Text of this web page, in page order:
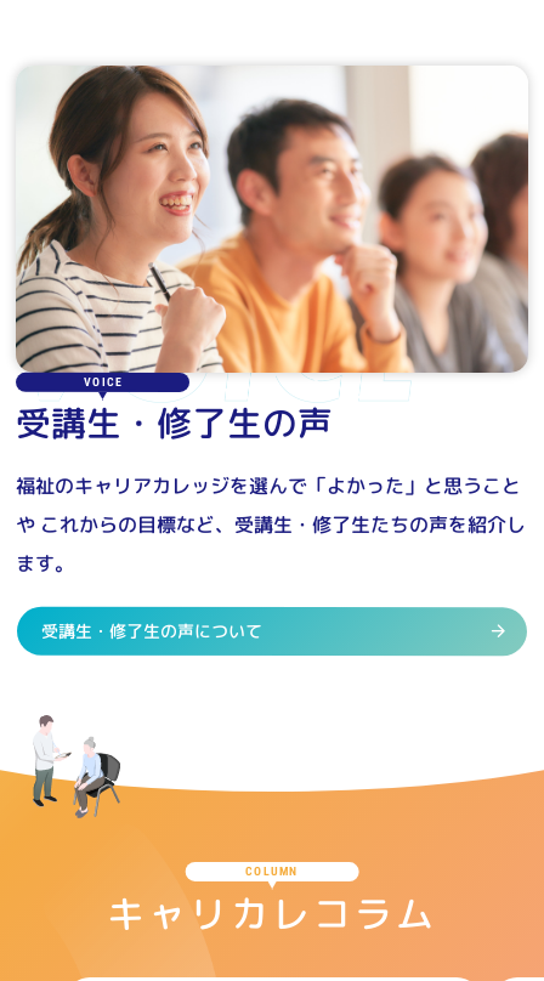
VOICE
受講生・修了生の声
福祉のキャリアカレッジを選んで「よかった」と思うこと
や これからの目標など、受講生・修了生たちの声を紹介し
ます。
受講生・修了生の声について
COLUMN
キャリカレコラム